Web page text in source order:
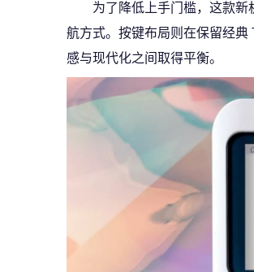
为了降低上手门槛，这款
航方式。按键布局则在保留经典
感与现代化之间取得平衡。